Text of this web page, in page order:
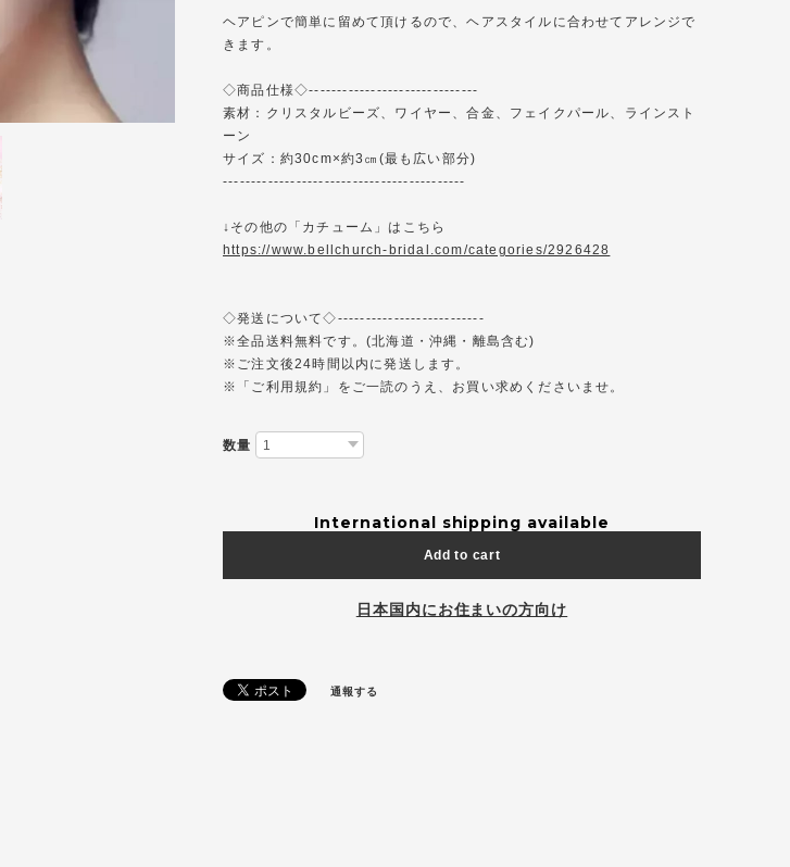
ヘアピンで簡単に留めて頂けるので、ヘアスタイルに合わせてアレンジで
きます。
◇商品仕様◇------------------------------
素材：クリスタルビーズ、ワイヤー、合金、フェイクパール、ラインスト
ーン
サイズ：約30cm×約3㎝(最も広い部分)
-------------------------------------------
↓その他の「カチューム」はこちら
https://www.bellchurch-bridal.com/categories/2926428
◇発送について◇--------------------------
※全品送料無料です。(北海道・沖縄・離島含む)
※ご注文後24時間以内に発送します。
※「ご利用規約」をご一読のうえ、お買い求めくださいませ。
数量
International shipping available
Add to cart
日本国内にお住まいの方向け
通報する